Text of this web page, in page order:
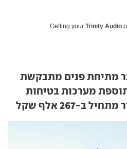
Getting your Trinity Audio
מתיחת פנים מתבקשת
מערכות בטיחות
ב-267 אלף שקל